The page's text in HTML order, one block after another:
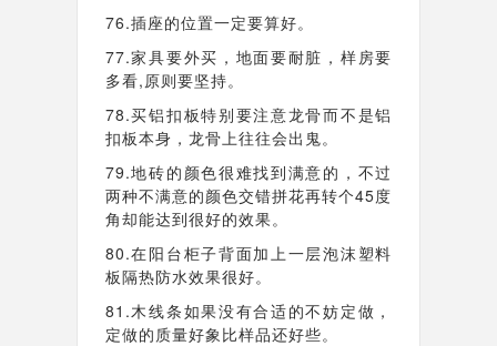
76.插座的位置一定要算好。
77.家具要外买，地面要耐脏，样房要
多看,原则要坚持。
78.买铝扣板特别要注意龙骨而不是铝
扣板本身，龙骨上往往会出鬼。
79.地砖的颜色很难找到满意的，不过
两种不满意的颜色交错拼花再转个45度
角却能达到很好的效果。
80.在阳台柜子背面加上一层泡沫塑料
板隔热防水效果很好。
81.木线条如果没有合适的不妨定做，
定做的质量好象比样品还好些。